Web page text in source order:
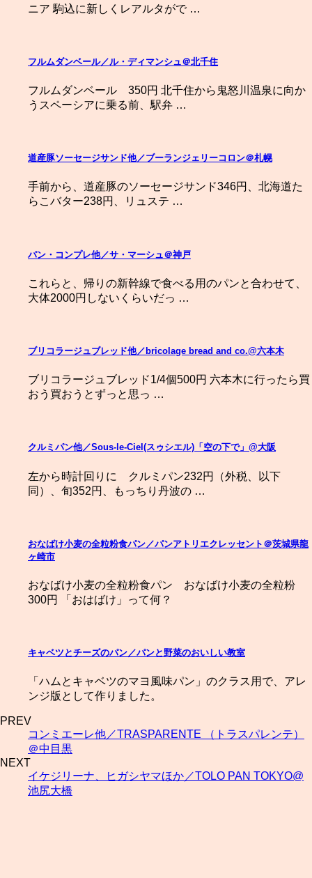
ニア 駒込に新しくレアルタがで …
フルムダンベール／ル・ディマンシュ＠北千住
フルムダンベール 350円 北千住から鬼怒川温泉に向か
うスペーシアに乗る前、駅弁 …
道産豚ソーセージサンド他／ブーランジェリーコロン＠札幌
手前から、道産豚のソーセージサンド346円、北海道た
らこバター238円、リュステ …
パン・コンプレ他／サ・マーシュ＠神戸
これらと、帰りの新幹線で食べる用のパンと合わせて、
大体2000円しないくらいだっ …
ブリコラージュブレッド他／bricolage bread and co.@六本木
ブリコラージュブレッド1/4個500円 六本木に行ったら買
おう買おうとずっと思っ …
クルミパン他／Sous-le-Ciel(スゥシエル)「空の下で」@大阪
左から時計回りに クルミパン232円（外税、以下
同）、旬352円、もっちり丹波の …
おなばけ小麦の全粒粉食パン／パンアトリエクレッセント＠茨城県龍
ヶ崎市
おなばけ小麦の全粒粉食パン おなばけ小麦の全粒粉
300円 「おはばけ」って何？
キャベツとチーズのパン／パンと野菜のおいしい教室
「ハムとキャベツのマヨ風味パン」のクラス用で、アレ
ンジ版として作りました。
PREV
コンミエーレ他／TRASPARENTE （トラスパレンテ）
＠中目黒
NEXT
イケジリーナ、ヒガシヤマほか／TOLO PAN TOKYO@
池尻大橋